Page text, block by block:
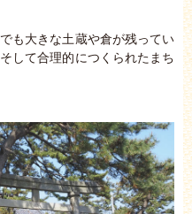
も大きな土蔵や倉が残ってい
して合理的につくられたまち